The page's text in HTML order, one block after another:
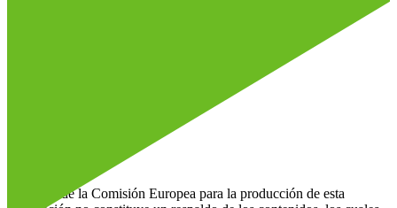
El apoyo de la Comisión Europea para la producción de esta